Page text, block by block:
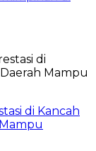
di Kancah